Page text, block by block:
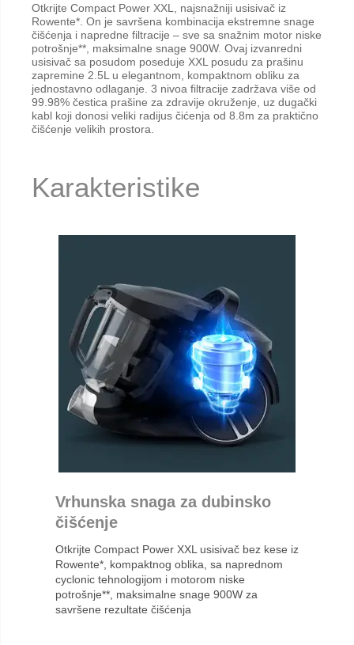
Otkrijte Compact Power XXL, najsnažniji usisivač iz
Rowente*. On je savršena kombinacija ekstremne snage
čišćenja i napredne filtracije – sve sa snažnim motor niske
potrošnje**, maksimalne snage 900W. Ovaj izvanredni
usisivač sa posudom poseduje XXL posudu za prašinu
zapremine 2.5L u elegantnom, kompaktnom obliku za
jednostavno odlaganje. 3 nivoa filtracije zadržava više od
99.98% čestica prašine za zdravije okruženje, uz dugački
kabl koji donosi veliki radijus čićenja od 8.8m za praktično
čišćenje velikih prostora.
Karakteristike
Vrhunska snaga za dubinsko
čišćenje
Otkrijte Compact Power XXL usisivač bez kese iz
Rowente*, kompaktnog oblika, sa naprednom
cyclonic tehnologijom i motorom niske
potrošnje**, maksimalne snage 900W za
savršene rezultate čišćenja